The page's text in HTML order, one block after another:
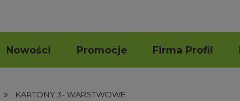
Nowości Promocje Firma Profil
» KARTONY 3- WARSTWOWE